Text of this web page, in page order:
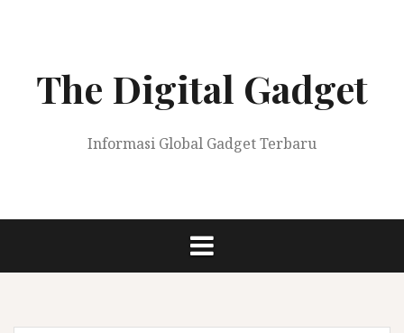
The Digital Gadget
Informasi Global Gadget Terbaru